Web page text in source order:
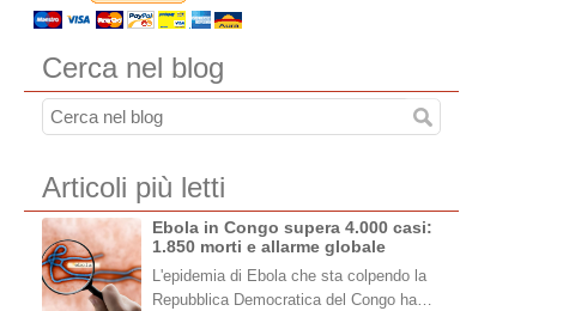
Cerca nel blog
Articoli più letti
Ebola in Congo supera 4.000 casi:
1.850 morti e allarme globale
L'epidemia di Ebola che sta colpendo la
Repubblica Democratica del Congo ha…